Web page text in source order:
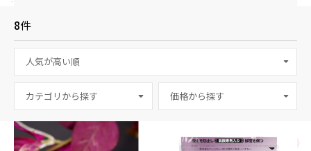
8件
カテゴリから探す